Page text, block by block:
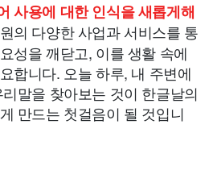
사용에 대한 인식을 새롭게해
의 다양한 사업과 서비스를 통
성을 깨닫고, 이를 생활 속에
합니다. 오늘 하루, 내 주변에
말을 찾아보는 것이 한글날의
만드는 첫걸음이 될 것입니